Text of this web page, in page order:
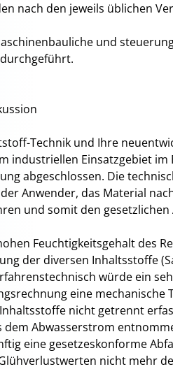
nach den jeweils üblichen
und
Technik und Ihre
industriellen Einsatzgebiet im
abgeschlossen. Die
Anwender, das Material
und somit den
Feuchtigkeitsgehalt des
der diversen Inhaltsstoffe
würde ein
eine mechanische
nicht getrennt
dem Abwasserstrom
eine gesetzeskonforme
nicht mehr